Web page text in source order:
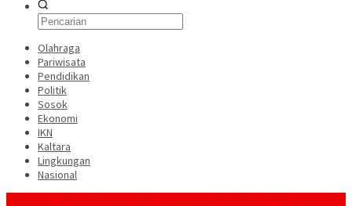
Olahraga
Pariwisata
Pendidikan
Politik
Sosok
Ekonomi
IKN
Kaltara
Lingkungan
Nasional